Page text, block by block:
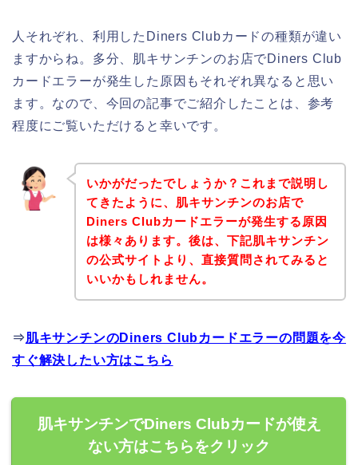
人それぞれ、利用したDiners Clubカードの種類が違い
ますからね。多分、肌キサンチンのお店でDiners Club
カードエラーが発生した原因もそれぞれ異なると思い
ます。なので、今回の記事でご紹介したことは、参考
程度にご覧いただけると幸いです。
いかがだったでしょうか？これまで説明し
てきたように、肌キサンチンのお店で
Diners Clubカードエラーが発生する原因
は様々あります。後は、下記肌キサンチン
の公式サイトより、直接質問されてみると
いいかもしれません。
⇒肌キサンチンのDiners Clubカードエラーの問題を今
すぐ解決したい方はこちら
肌キサンチンでDiners Clubカードが使え
ない方はこちらをクリック